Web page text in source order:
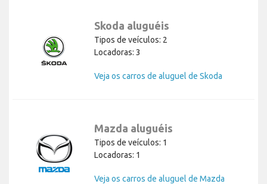
Skoda aluguéis
Tipos de veículos: 2
Locadoras: 3
Veja os carros de aluguel de Skoda
Mazda aluguéis
Tipos de veículos: 1
Locadoras: 1
Veja os carros de aluguel de Mazda